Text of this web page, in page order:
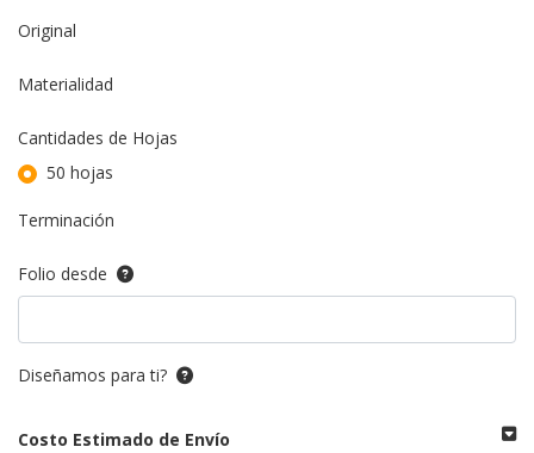
Original
Materialidad
Cantidades de Hojas
50 hojas
Terminación
Folio desde
Diseñamos para ti?
Costo Estimado de Envío